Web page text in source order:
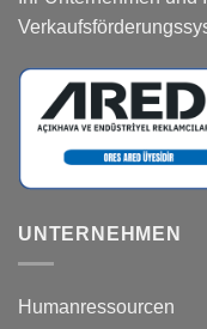
UNTERNEHMEN
Humanressourcen